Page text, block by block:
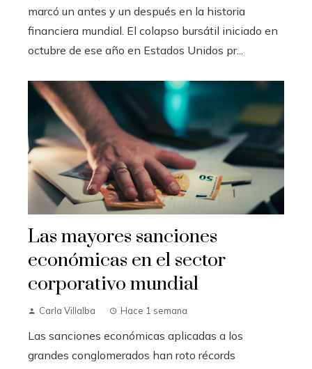
marcó un antes y un después en la historia
financiera mundial. El colapso bursátil iniciado en
octubre de ese año en Estados Unidos pr...
Las mayores sanciones
económicas en el sector
corporativo mundial
Carla Villalba Hace 1 semana
Las sanciones económicas aplicadas a los
grandes conglomerados han roto récords